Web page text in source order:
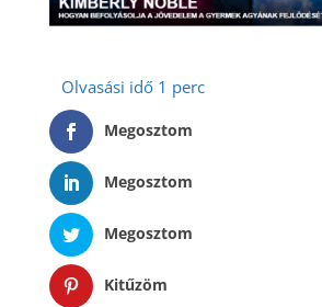
Megosztom
Megosztom
Megosztom
Kitűzöm